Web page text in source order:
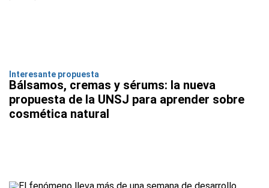
Interesante propuesta
Bálsamos, cremas y sérums: la nueva
propuesta de la UNSJ para aprender sobre
cosmética natural